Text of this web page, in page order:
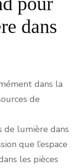
dans
dans la
de
de lumière dans
que l’espace
les pièces